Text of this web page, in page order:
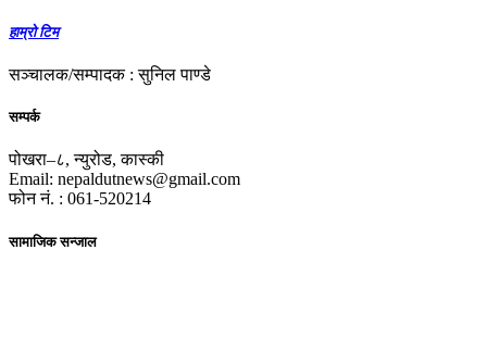
हाम्रो टिम
सञ्चालक/सम्पादक : सुनिल पाण्डे
सम्पर्क
पोखरा–८, न्युरोड, कास्की
Email: nepaldutnews@gmail.com
फोन नं. : 061-520214
सामाजिक सन्जाल